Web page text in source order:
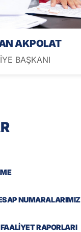
AKPOLAT
BAŞKANI
NUMARALARIMIZ
RAPORLARI